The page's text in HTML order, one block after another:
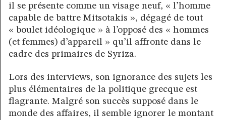
il se présente comme un visage neuf, « l’homme
capable de battre Mitsotakis », dégagé de tout
« boulet idéologique » à l’opposé des « hommes
(et femmes) d’appareil » qu’il affronte dans le
cadre des primaires de Syriza.
Lors des interviews, son ignorance des sujets les
plus élémentaires de la politique grecque est
flagrante. Malgré son succès supposé dans le
monde des affaires, il semble ignorer le montant